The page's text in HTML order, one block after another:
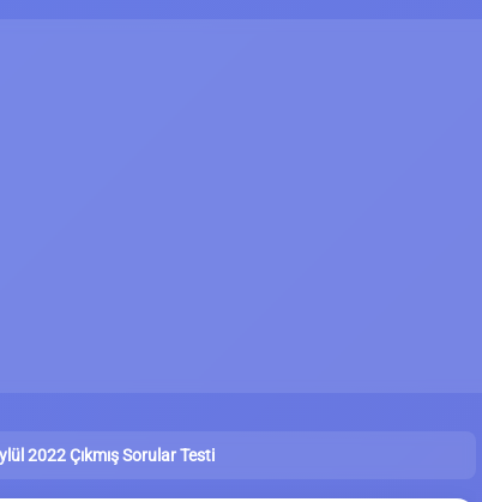
2022 Çıkmış Sorular Testi